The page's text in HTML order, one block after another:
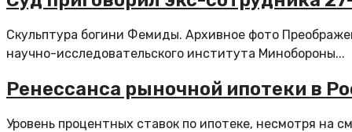
Скульптура богини Фемиды. Архивное фото
научно-исследовательского института Минобороны...
Ренессанса рыночной ипотеки в
Уровень процентных ставок по ипотеке, несмотря на